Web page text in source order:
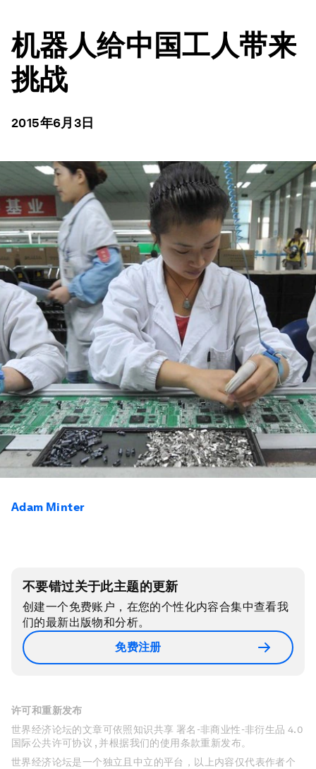
机器人给中国工人带来
挑战
2015年6月3日
Adam Minter
不要错过关于此主题的更新
创建一个免费账户，在您的个性化内容合集中查看我
们的最新出版物和分析。
免费注册
许可和重新发布
世界经济论坛的文章可依照知识共享 署名-非商业性-非衍生品 4.0
国际公共许可协议 , 并根据我们的使用条款重新发布。
世界经济论坛是一个独立且中立的平台，以上内容仅代表作者个